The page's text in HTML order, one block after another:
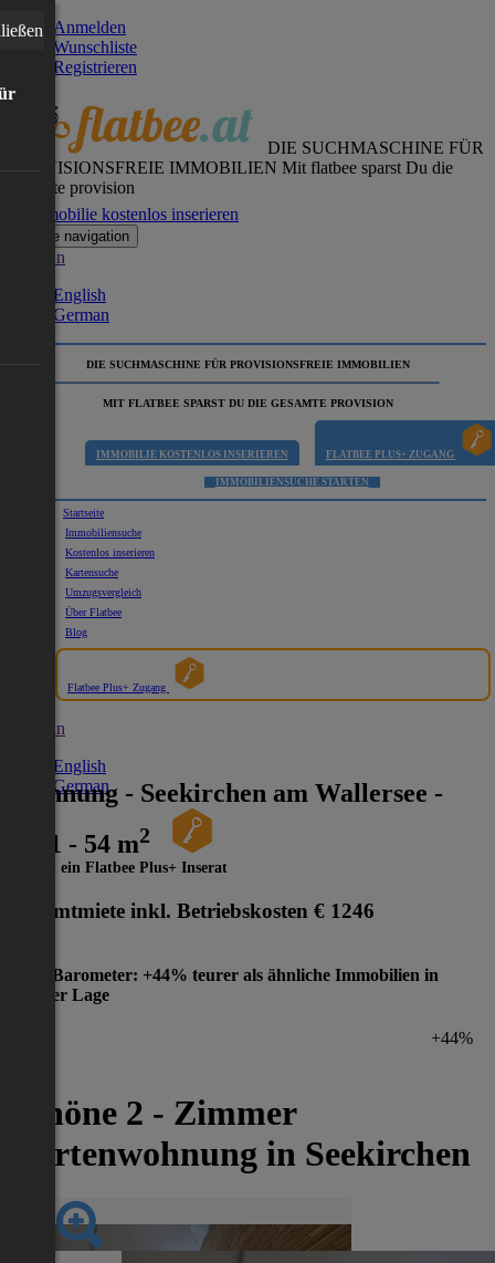
Anmelden
Wunschliste
Registrieren
DIE SUCHMASCHINE FÜR
PROVISIONSFREIE IMMOBILIEN Mit flatbee sparst Du die
gesamte provision
Immobilie kostenlos inserieren
Toggle navigation
German
English
German
DIE SUCHMASCHINE FÜR PROVISIONSFREIE IMMOBILIEN
MIT FLATBEE SPARST DU DIE GESAMTE PROVISION
IMMOBILIE KOSTENLOS INSERIEREN FLATBEE PLUS+ ZUGANG
IMMOBILIENSUCHE STARTEN
Startseite
Immobiliensuche
Kostenlos inserieren
Kartensuche
Umzugsvergleich
Über Flatbee
Blog
Flatbee Plus+ Zugang
German
English
German
Wohnung - Seekirchen am Wallersee -
5201 - 54 m2
Dies ist ein Flatbee Plus+ Inserat
Gesamtmiete inkl. Betriebskosten € 1246
Preis-Barometer: +44% teurer als ähnliche Immobilien in
gleicher Lage
+44%
Schöne 2 - Zimmer
Gartenwohnung in Seekirchen